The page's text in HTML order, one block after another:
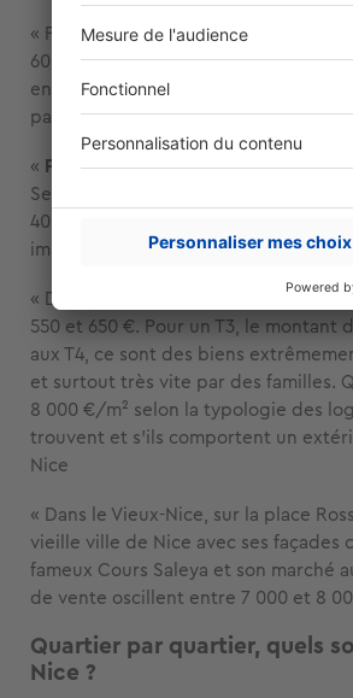
« Pour un studio de 25 à 30 m² avec
600 € de loyer, en moyenne. Une
environ. Un T2 de 40 m² affiche en
partir de 1 400 €/mois ». Nicolas
« Pour un studio dans l’hypercentre,
Selon les quartiers, il faut compter
400 000 € pour un T4. Une maison à
immobilier à Nice
« Dans l’hypercentre niçois, un
550 et 650 €. Pour un T3, le montant
aux T4, ce sont des biens
et surtout très vite par des familles.
8 000 €/m² selon la typologie des
trouvent et s’ils comportent un
Nice
« Dans le Vieux-Nice, sur la place
vieille ville de Nice avec ses façades
fameux Cours Saleya et son
de vente oscillent entre 7 000 et 8
Quartier par quartier, quels
Nice ?